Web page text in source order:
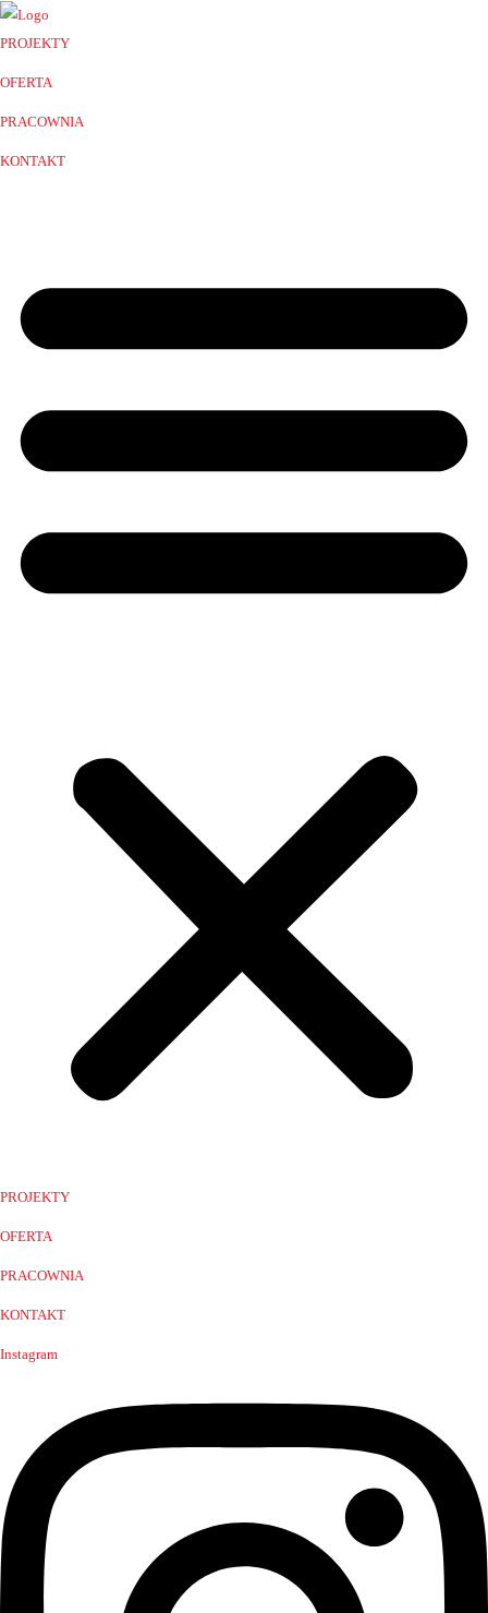
PROJEKTY
OFERTA
PRACOWNIA
KONTAKT
PROJEKTY
OFERTA
PRACOWNIA
KONTAKT
Instagram